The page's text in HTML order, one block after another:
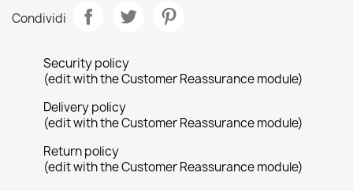
Condividi
Security policy
(edit with the Customer Reassurance module)
Delivery policy
(edit with the Customer Reassurance module)
Return policy
(edit with the Customer Reassurance module)